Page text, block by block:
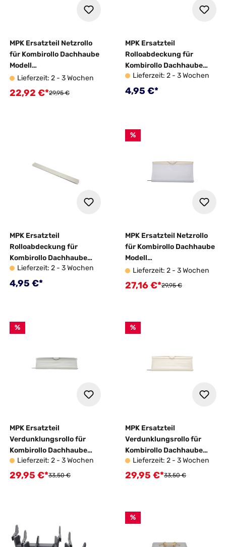
MPK Ersatzteil Netzrollo
für Kombirollo Dachhaube
Modell
42K/46K/VisionStar M
cremeweiß - geprüfte B-
Ware
Lieferzeit: 2 - 3 Wochen
Verkaufspreis:
22,92 €*Regulärer Preis:
29,95 €
MPK Ersatzteil
Rolloabdeckung für
Kombirollo Dachhaube
Modell 42K/46K grau
Lieferzeit: 2 - 3 Wochen
Regulärer Preis:
4,95 €*
MPK Ersatzteil
Rolloabdeckung für
Kombirollo Dachhaube
Modell
42K/46K/VisionStar M
Lieferzeit: 2 - 3 Wochen
Regulärer Preis:
4,95 €*
%
MPK Ersatzteil Netzrollo
für Kombirollo Dachhaube
Modell
42K/46K/VisionStar M
cremeweiß
Lieferzeit: 2 - 3 Wochen
Verkaufspreis:
27,16 €*Regulärer Preis:
29,95 €
%
MPK Ersatzteil
Verdunklungsrollo für
Kombirollo Dachhaube
Modell 42K/46K grau
Lieferzeit: 2 - 3 Wochen
Verkaufspreis:
29,95 €*Regulärer Preis:
33,50 €
%
MPK Ersatzteil
Verdunklungsrollo für
Kombirollo Dachhaube
Modell
42K/46K/VisionStar M
Lieferzeit: 2 - 3 Wochen
Verkaufspreis:
29,95 €*Regulärer Preis:
33,50 €
%